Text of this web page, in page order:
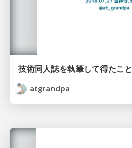
技術同人誌を執筆して得たこと
atgrandpa